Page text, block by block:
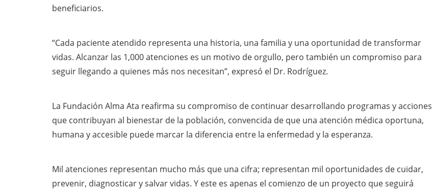
beneficiarios.
“Cada paciente atendido representa una historia, una familia y una oportunidad de transformar
vidas. Alcanzar las 1,000 atenciones es un motivo de orgullo, pero también un compromiso para
seguir llegando a quienes más nos necesitan”, expresó el Dr. Rodríguez.
La Fundación Alma Ata reafirma su compromiso de continuar desarrollando programas y acciones
que contribuyan al bienestar de la población, convencida de que una atención médica oportuna,
humana y accesible puede marcar la diferencia entre la enfermedad y la esperanza.
Mil atenciones representan mucho más que una cifra; representan mil oportunidades de cuidar,
prevenir, diagnosticar y salvar vidas. Y este es apenas el comienzo de un proyecto que seguirá